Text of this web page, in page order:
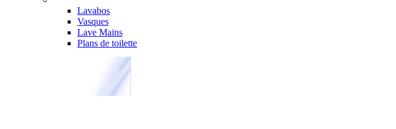
Lavabos
Vasques
Lave Mains
Plans de toilette